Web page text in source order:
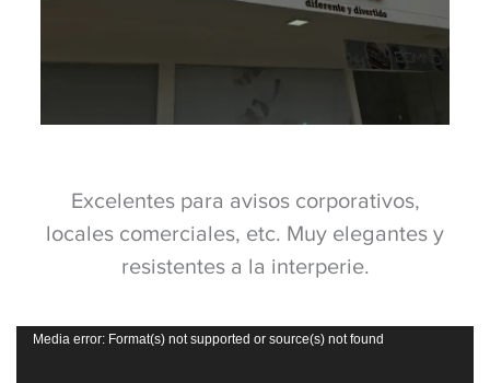
Excelentes para avisos corporativos,
locales comerciales, etc. Muy elegantes y
resistentes a la interperie.
Reproductor
Media error: Format(s) not supported or source(s) not found